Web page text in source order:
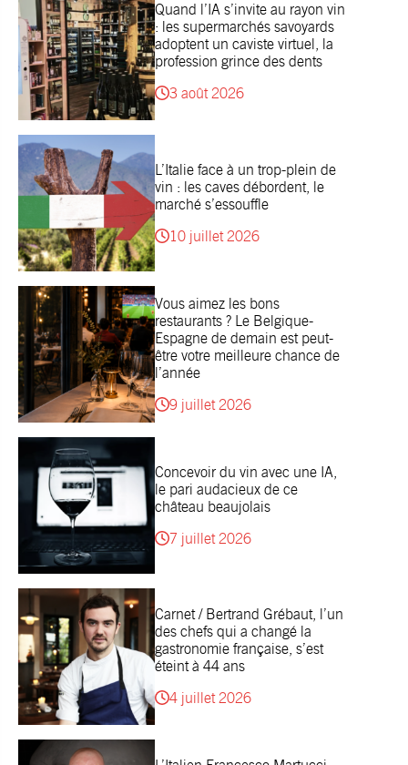
Quand l’IA s’invite au rayon vin
: les supermarchés savoyards
adoptent un caviste virtuel, la
profession grince des dents
3 août 2026
L’Italie face à un trop-plein de
vin : les caves débordent, le
marché s’essouffle
10 juillet 2026
Vous aimez les bons
restaurants ? Le Belgique-
Espagne de demain est peut-
être votre meilleure chance de
l’année
9 juillet 2026
Concevoir du vin avec une IA,
le pari audacieux de ce
château beaujolais
7 juillet 2026
Carnet / Bertrand Grébaut, l’un
des chefs qui a changé la
gastronomie française, s’est
éteint à 44 ans
4 juillet 2026